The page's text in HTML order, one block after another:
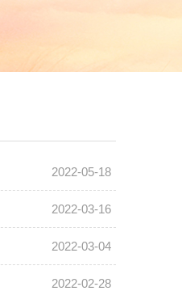
2022-05-18
2022-03-16
2022-03-04
2022-02-28